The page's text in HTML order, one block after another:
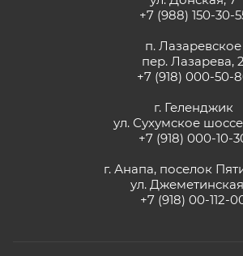
+7 (988) 150-30-
п. Лазаревское
пер. Лазарева, 2
+7 (918) 000-50-
г. Геленджик
ул. Сухумское
+7 (918) 000-10-
г. Анапа, поселок
ул.
+7 (918) 00-112-